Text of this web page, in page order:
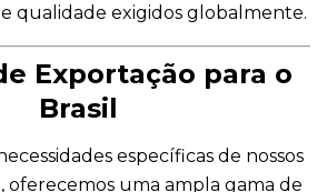
qualidade exigidos globalmente.
Exportação para o
Brasil
específicas de nossos
oferecemos uma ampla gama de